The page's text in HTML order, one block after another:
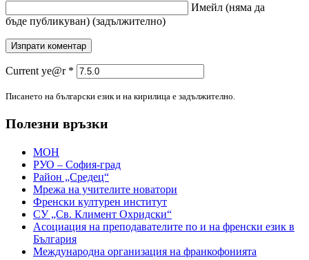
Имейл (няма да
бъде публикуван) (задължително)
Current ye@r *
Писането на български език и на кирилица е задължително.
Полезни връзки
МОН
РУО – София-град
Район „Средец“
Мрежа на учителите новатори
Френски културен институт
СУ „Св. Климент Охридски“
Асоциация на преподавателите по и на френски език в
България
Международна организация на франкофонията